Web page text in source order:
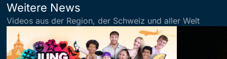
Weitere News
Videos aus der Region, der Schweiz und aller Welt